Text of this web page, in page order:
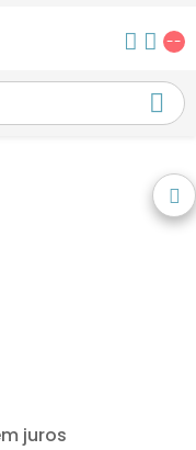
--